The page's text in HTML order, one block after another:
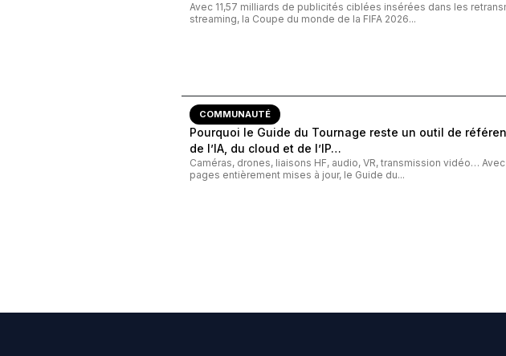
Avec 11,57 milliards de publicités ciblées insérées dans les
streaming, la Coupe du monde de la FIFA 2026...
COMMUNAUTÉ
Pourquoi le Guide du Tournage reste un outil de
de l’IA, du cloud et de l’IP…
Caméras, drones, liaisons HF, audio, VR, transmission vidéo…
pages entièrement mises à jour, le Guide du...